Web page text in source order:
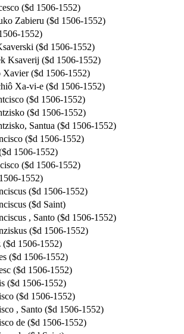
($d 1506-1552)
Zabieru ($d 1506-1552)
1552)
($d 1506-1552)
Ksaverij ($d 1506-1552)
Xavier ($d 1506-1552)
Xa-vi-e ($d 1506-1552)
($d 1506-1552)
($d 1506-1552)
Santua ($d 1506-1552)
($d 1506-1552)
1506-1552)
($d 1506-1552)
1552)
($d 1506-1552)
($d Saint)
, Santo ($d 1506-1552)
($d 1506-1552)
($d 1506-1552)
($d 1506-1552)
($d 1506-1552)
($d 1506-1552)
($d 1506-1552)
, Santo ($d 1506-1552)
de ($d 1506-1552)